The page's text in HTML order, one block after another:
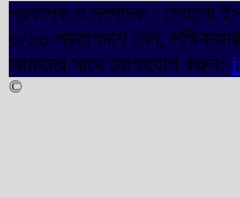
প্রকাশক ও সম্পাদক : সোহানা
৩/১৩ প্রতাপদাশ লেন,
আমাদের সাথে যোগাযোগ করুন:
©